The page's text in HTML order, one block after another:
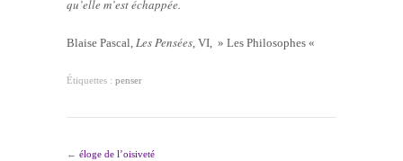
qu’elle m’est échappée.
Blaise Pascal, Les Pensées , VI, » Les Philosophes «
Étiquettes : penser
← éloge de l’oisiveté